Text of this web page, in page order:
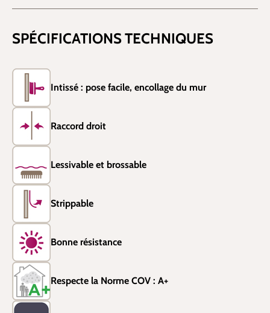
SPÉCIFICATIONS TECHNIQUES
Intissé : pose facile, encollage du mur
Raccord droit
Lessivable et brossable
Strippable
Bonne résistance
Respecte la Norme COV : A+